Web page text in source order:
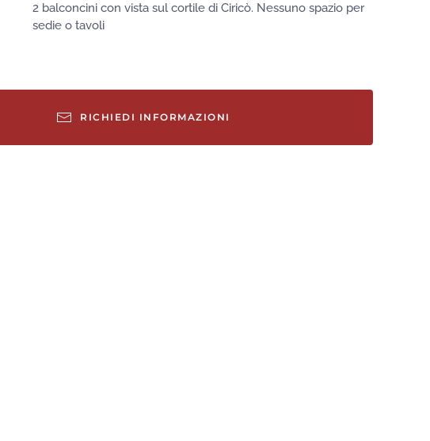
2 balconcini con vista sul cortile di Ciricò. Nessuno spazio per
sedie o tavoli
RICHIEDI INFORMAZIONI